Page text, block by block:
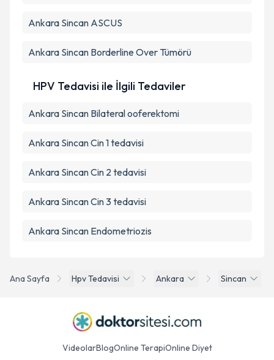
Ana Sayfa Hpv Tedavisi Ankara Sincan
Ankara Sincan ASCUS
Ankara Sincan Borderline Over Tümörü
HPV Tedavisi ile İlgili Tedaviler
Ankara Sincan Bilateral ooferektomi
Ankara Sincan Cin 1 tedavisi
Ankara Sincan Cin 2 tedavisi
Ankara Sincan Cin 3 tedavisi
Ankara Sincan Endometriozis
VideolarBlogOnline TerapiOnline Diyet